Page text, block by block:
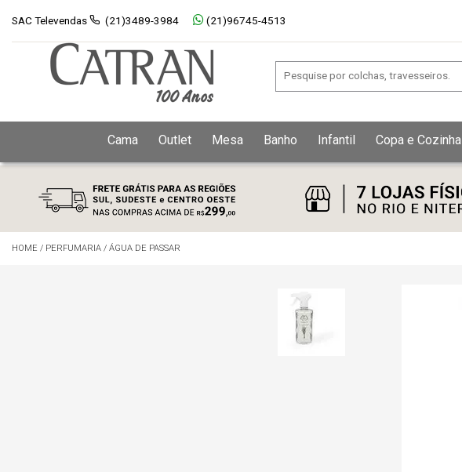
SAC Televendas (21)3489-3984 (21)96745-4513
Cama Outlet Mesa Banho Infantil Copa e Cozinha
HOME / PERFUMARIA / ÁGUA DE PASSAR